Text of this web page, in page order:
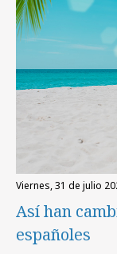
viernes, 31 de julio
Así han
españoles